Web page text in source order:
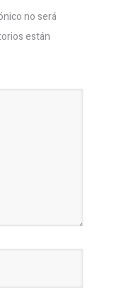
no será
están